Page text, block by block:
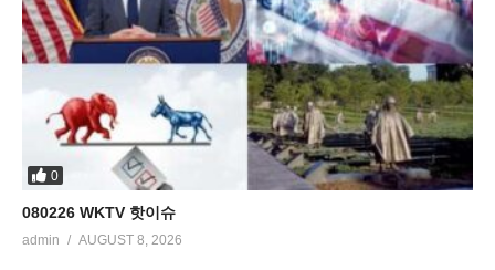
0
080226 WKTV 핫이슈
admin AUGUST 8, 2026